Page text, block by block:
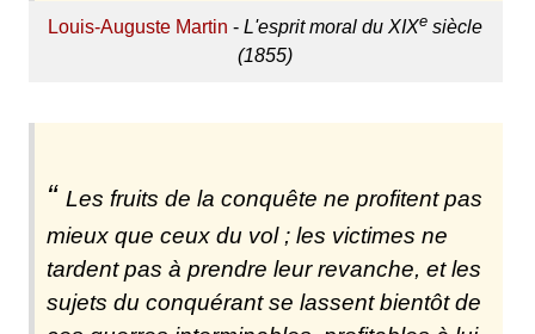
Louis-Auguste Martin -L'esprit moral du XIXe siècle
(1855)
Les fruits de la conquête ne profitent pas
mieux que ceux du vol ; les victimes ne
tardent pas à prendre leur revanche, et les
sujets du conquérant se lassent bientôt de